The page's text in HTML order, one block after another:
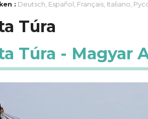
: Deutsch, Español , Français, Italiano,
Túra
Túra - Magyar